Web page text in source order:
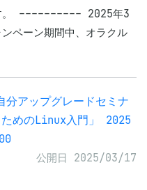
す。 ---------- 2025年3
ペーン期間中、オラクル
アップグレードセミナ
ためのLinux入門」 2025
公開日 2025/03/17